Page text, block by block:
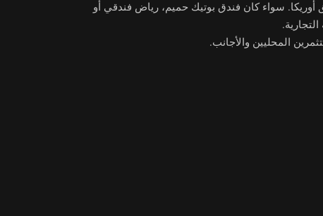
أوريكا. سواء كان فندق بوتيك حميم، رياض فندقي أو
المحليين والأجانب.